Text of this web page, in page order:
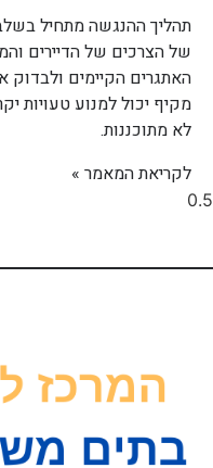
תהליך ההנגשה מתחיל
של הצרכים של הדיירים
האתגרים הקיימים ולבדוק
מקיף יכול למנוע טעויות
לא מתוכננות.
לקריאת המאמר »